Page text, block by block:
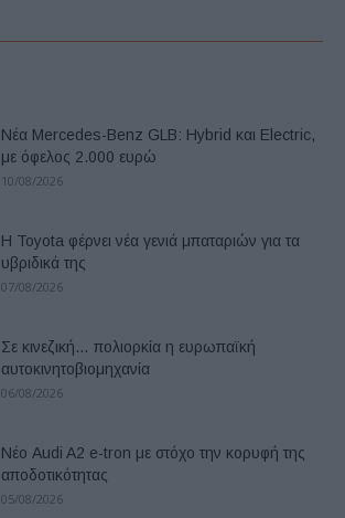
Νέα Mercedes-Benz GLB: Hybrid και Electric,
με όφελος 2.000 ευρώ
10/08/2026
Η Toyota φέρνει νέα γενιά μπαταριών για τα
υβριδικά της
07/08/2026
Σε κινεζική… πολιορκία η ευρωπαϊκή
αυτοκινητοβιομηχανία
06/08/2026
Νέο Audi A2 e-tron με στόχο την κορυφή της
αποδοτικότητας
05/08/2026